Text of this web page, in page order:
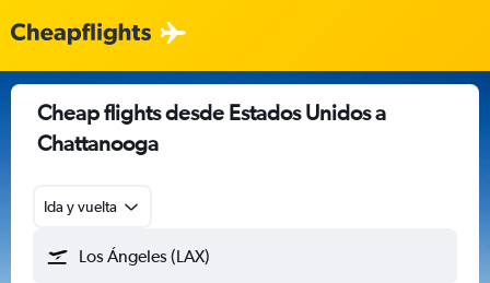
Cheap flights desde Estados Unidos a
Chattanooga
Ida y vuelta
Los Ángeles (LAX)